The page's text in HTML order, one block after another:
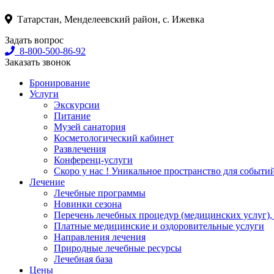
Татарстан, Менделеевский район, с. Ижевка
Задать вопрос
8-800-500-86-92
Заказать звонок
Бронирование
Услуги
Экскурсии
Питание
Музей санатория
Косметологический кабинет
Развлечения
Конференц-услуги
Скоро у нас ! Уникальное пространство для
Лечение
Лечебные программы
Новинки сезона
Перечень лечебных процедур (медицинских
Платные медицинские и оздоровительные услуги
Направления лечения
Природные лечебные ресурсы
Лечебная база
Цены